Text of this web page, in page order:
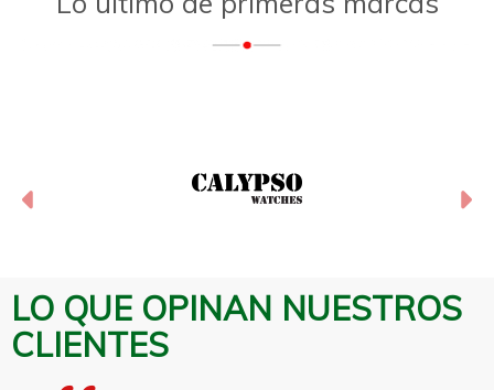
LO QUE OPINAN NUESTROS
CLIENTES